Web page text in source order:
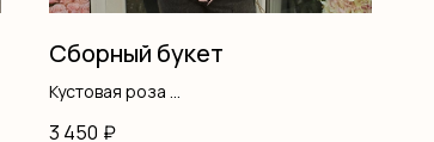
Сборный букет
Кустовая роза
3 450 ₽